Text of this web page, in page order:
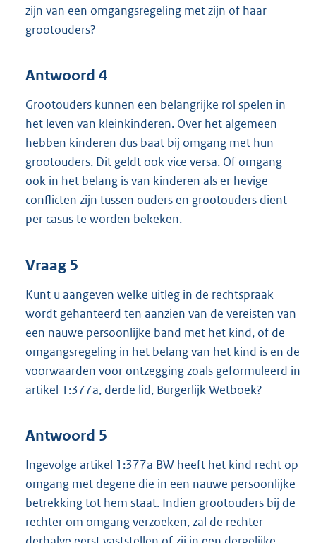
zijn van een omgangsregeling met zijn of haar
grootouders?
Antwoord 4
Grootouders kunnen een belangrijke rol spelen in
het leven van kleinkinderen. Over het algemeen
hebben kinderen dus baat bij omgang met hun
grootouders. Dit geldt ook vice versa. Of omgang
ook in het belang is van kinderen als er hevige
conflicten zijn tussen ouders en grootouders dient
per casus te worden bekeken.
Vraag 5
Kunt u aangeven welke uitleg in de rechtspraak
wordt gehanteerd ten aanzien van de vereisten van
een nauwe persoonlijke band met het kind, of de
omgangsregeling in het belang van het kind is en de
voorwaarden voor ontzegging zoals geformuleerd in
artikel 1:377a, derde lid, Burgerlijk Wetboek?
Antwoord 5
Ingevolge artikel 1:377a BW heeft het kind recht op
omgang met degene die in een nauwe persoonlijke
betrekking tot hem staat. Indien grootouders bij de
rechter om omgang verzoeken, zal de rechter